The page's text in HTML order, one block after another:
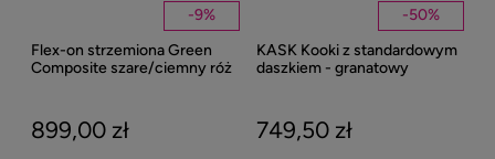
-9%
Flex-on strzemiona Green
Composite szare/ciemny róż
899,00 zł
-50%
KASK Kooki z standardowym
daszkiem - granatowy
749,50 zł